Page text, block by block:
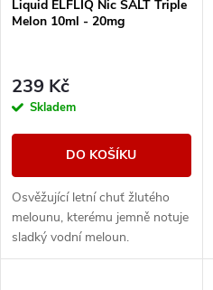
Liquid ELFLIQ Nic SALT Triple
Melon 10ml - 20mg
239 Kč
Skladem
DO KOŠÍKU
Osvěžující letní chuť žlutého
melounu, kterému jemně notuje
sladký vodní meloun.